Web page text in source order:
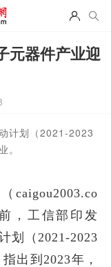
元器件产业迎
计划（2021-2023
。
caigou2003.co
，工信部印发
划（2021-2023
出到2023年，